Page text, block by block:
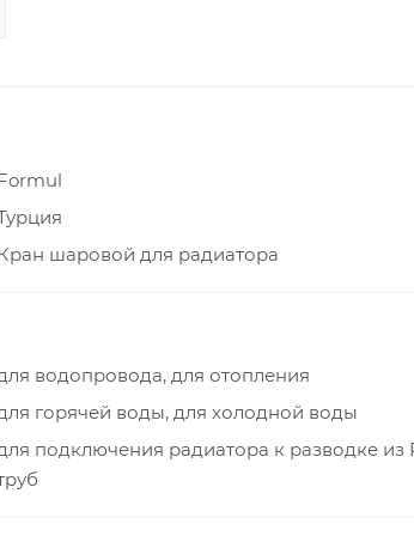
шаровой для радиатора
водопровода, для отопления
горячей воды, для холодной воды
подключения радиатора к разводке из